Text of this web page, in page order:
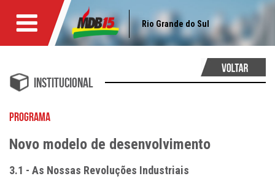
Rio Grande do Sul
Institucional
PROGRAMA
Novo modelo de desenvolvimento
3.1 - As Nossas Revoluções Industriais